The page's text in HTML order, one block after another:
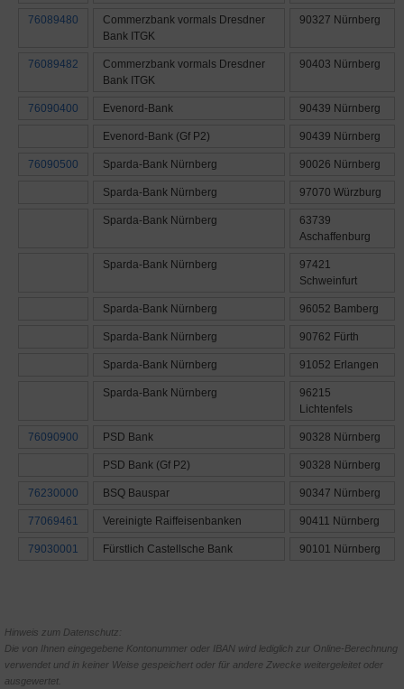
76089480
Commerzbank vormals Dresdner
Bank ITGK
90327 Nürnberg
76089482
Commerzbank vormals Dresdner
Bank ITGK
90403 Nürnberg
76090400 Evenord-Bank 90439 Nürnberg
Evenord-Bank (Gf P2) 90439 Nürnberg
76090500 Sparda-Bank Nürnberg 90026 Nürnberg
Sparda-Bank Nürnberg 97070 Würzburg
Sparda-Bank Nürnberg
63739
Aschaffenburg
Sparda-Bank Nürnberg
97421
Schweinfurt
Sparda-Bank Nürnberg 96052 Bamberg
Sparda-Bank Nürnberg 90762 Fürth
Sparda-Bank Nürnberg 91052 Erlangen
Sparda-Bank Nürnberg
96215
Lichtenfels
76090900 PSD Bank 90328 Nürnberg
PSD Bank (Gf P2) 90328 Nürnberg
76230000 BSQ Bauspar 90347 Nürnberg
77069461 Vereinigte Raiffeisenbanken 90411 Nürnberg
79030001 Fürstlich Castellsche Bank 90101 Nürnberg
Hinweis zum Datenschutz:
Die von Ihnen eingegebene Kontonummer oder IBAN wird lediglich zur Online-Berechnung
verwendet und in keiner Weise gespeichert oder für andere Zwecke weitergeleitet oder
ausgewertet.